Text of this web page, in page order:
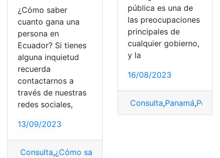
¿Cómo saber
cuanto gana una
persona en
Ecuador? Si tienes
alguna inquietud
recuerda
contactarnos a
través de nuestras
redes sociales,
13/09/2023
Consulta,¿Cómo saber?
pública es una de
las preocupaciones
principales de
cualquier gobierno,
y la
16/08/2023
Consulta,Panamá,